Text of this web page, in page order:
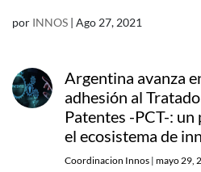
por INNOS | Ago 27, 2021
Argentina avanza
adhesión al
Patentes -PCT-:
el ecosistema de
Coordinacion Innos | mayo 29,